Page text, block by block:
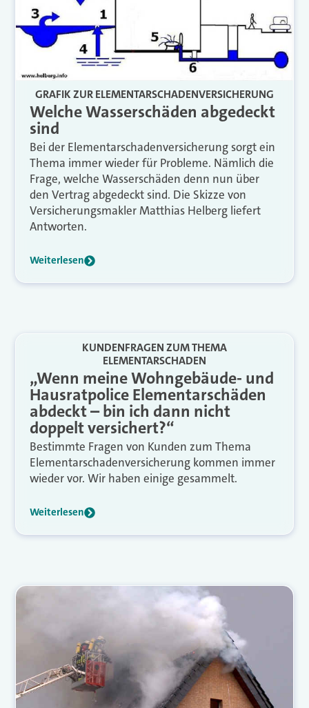
GRAFIK ZUR ELEMENTARSCHADENVERSICHERUNG
Welche Wasserschäden abgedeckt
sind
Bei der Elementarschadenversicherung sorgt ein
Thema immer wieder für Probleme. Nämlich die
Frage, welche Wasserschäden denn nun über
den Vertrag abgedeckt sind. Die Skizze von
Versicherungsmakler Matthias Helberg liefert
Antworten.
Weiterlesen
KUNDENFRAGEN ZUM THEMA
ELEMENTARSCHADEN
„Wenn meine Wohngebäude- und
Hausratpolice Elementarschäden
abdeckt – bin ich dann nicht
doppelt versichert?“
Bestimmte Fragen von Kunden zum Thema
Elementarschadenversicherung kommen immer
wieder vor. Wir haben einige gesammelt.
Weiterlesen